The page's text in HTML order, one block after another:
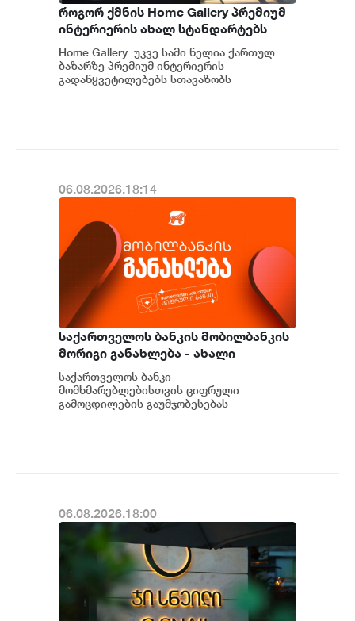
როგორ ქმნის Home Gallery პრემიუმ
ინტერიერის ახალ სტანდარტებს
საქართველოში
Home Gallery უკვე სამი წელია ქართულ
ბაზარზე პრემიუმ ინტერიერის
გადაწყვეტილებებს სთავაზობს
06.08.2026.18:14
საქართველოს ბანკის მობილბანკის
მორიგი განახლება - ახალი
შესაძლებლობები
მომხმარებლებისთვის
საქართველოს ბანკი
მომხმარებლებისთვის ციფრული
გამოცდილების გაუმჯობესებას
06.08.2026.18:00